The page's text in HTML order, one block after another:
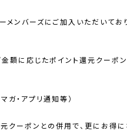
メンバーズにご加入いただいてお
額に応じたポイント還元クーポ
ガ・アプリ通知等）
クーポンとの併用で、更にお得に